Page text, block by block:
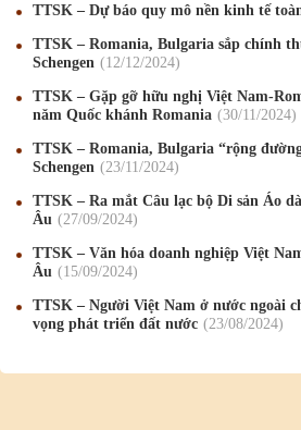
TTSK – Dự báo quy mô nền kinh tế
TTSK – Romania, Bulgaria sắp chính
Schengen
12/12/2024
TTSK – Gặp gỡ hữu nghị Việt Nam-
năm Quốc khánh Romania
30/11/2024
TTSK – Romania, Bulgaria “rộng
Schengen
23/11/2024
TTSK – Ra mắt Câu lạc bộ Di sản Áo
Âu
27/09/2024
TTSK – Văn hóa doanh nghiệp Việt
Âu
15/09/2024
TTSK – Người Việt Nam ở nước ngoài
vọng phát triển đất nước
23/08/2024
Mừng Xuân Canh Tý 2020
Chúc mừng Giáng sinh và Năm mới 2020
Mừng Xuân Kỷ Hợi 2019 03 /02/2019
Chúc mừng Giáng sinh và Năm mới 2019
Mừng Xuân Bính Ngọ 2026 15 /02 /2026
Chúc mừng Giáng sinh và Năm mới 2025
Mừng Xuân Giáp Thìn 2024 09/02/2024